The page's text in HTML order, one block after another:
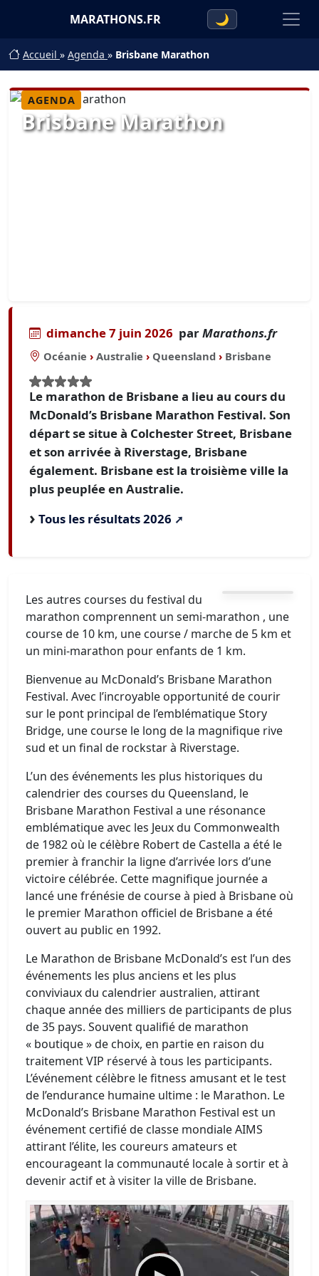
MARATHONS.FR 🌙
Accueil » Agenda » Brisbane Marathon
AGENDA
Brisbane Marathon
dimanche 7 juin 2026 parMarathons.fr
Océanie › Australie › Queensland › Brisbane
Le marathon de Brisbane a lieu au cours du
McDonald’s Brisbane Marathon Festival. Son
départ se situe à Colchester Street, Brisbane
et son arrivée à Riverstage, Brisbane
également. Brisbane est la troisième ville la
plus peuplée en Australie.
Tous les résultats 2026
Les autres courses du festival du
marathon comprennent un semi-marathon , une
course de 10 km, une course / marche de 5 km et
un mini-marathon pour enfants de 1 km.
Bienvenue au McDonald’s Brisbane Marathon
Festival. Avec l’incroyable opportunité de courir
sur le pont principal de l’emblématique Story
Bridge, une course le long de la magnifique rive
sud et un final de rockstar à Riverstage.
L’un des événements les plus historiques du
calendrier des courses du Queensland, le
Brisbane Marathon Festival a une résonance
emblématique avec les Jeux du Commonwealth
de 1982 où le célèbre Robert de Castella a été le
premier à franchir la ligne d’arrivée lors d’une
victoire célébrée. Cette magnifique journée a
lancé une frénésie de course à pied à Brisbane où
le premier Marathon officiel de Brisbane a été
ouvert au public en 1992.
Le Marathon de Brisbane McDonald’s est l’un des
événements les plus anciens et les plus
conviviaux du calendrier australien, attirant
chaque année des milliers de participants de plus
de 35 pays. Souvent qualifié de marathon
« boutique » de choix, en partie en raison du
traitement VIP réservé à tous les participants.
L’événement célèbre le fitness amusant et le test
de l’endurance humaine ultime : le Marathon. Le
McDonald’s Brisbane Marathon Festival est un
événement certifié de classe mondiale AIMS
attirant l’élite, les coureurs amateurs et
encourageant la communauté locale à sortir et à
devenir actif et à visiter la ville de Brisbane.